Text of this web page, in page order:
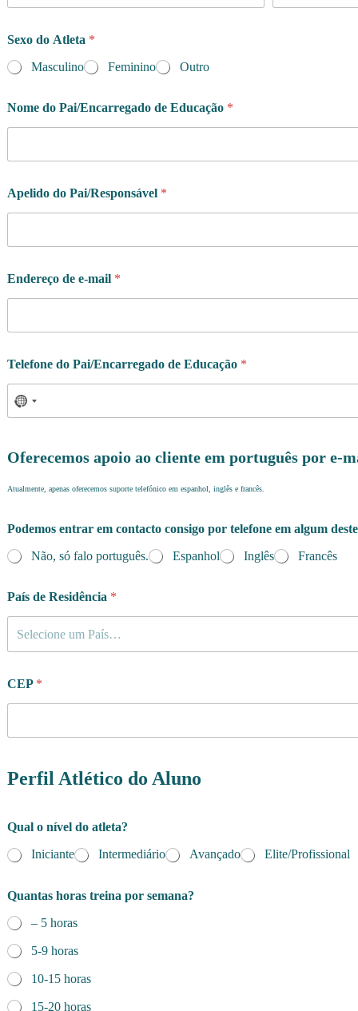
Sexo do Atleta *
Masculino
Feminino Outro
Nome do Pai/Encarregado de Educação *
Apelido do Pai/Responsável *
Endereço de e-mail *
Telefone do Pai/Encarregado de Educação *
Oferecemos apoio ao cliente em português por e-
Atualmente, apenas oferecemos suporte telefónico em espanhol, inglês e francês.
Podemos entrar em contacto consigo por telefone em algum
Não, só falo português.
Espanhol Inglês Francês
País de Residência *
Selecione um País…
CEP *
Perfil Atlético do Aluno
s
á
o
í
i
a
d
Qual o nível do atleta?
Iniciante
Intermediário Avançado Elite/Profissional
Quantas horas treina por semana?
– 5 horas
5-9 horas
10-15 horas
15-20 horas